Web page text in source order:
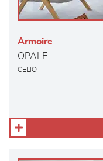
Armoire
OPALE
CELIO